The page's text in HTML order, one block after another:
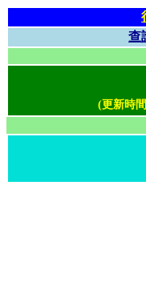
查
(更新時間